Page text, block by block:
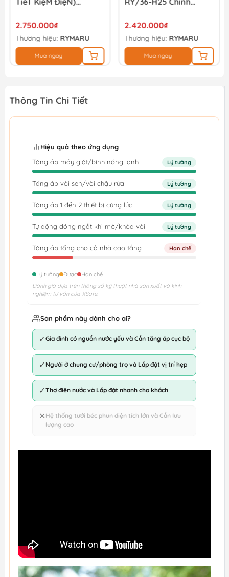
2.750.000₫
Thương hiệu: RYMARU
Mua ngay
2.420.000₫
Thương hiệu: RYMARU
Mua ngay
Thông Tin Chi Tiết
Hiệu quả theo ứng dụng
Tăng áp máy giặt/bình nóng lạnh
Lý tưởng
Tăng áp vòi sen/vòi chậu rửa Lý tưởng
Tăng áp 1 đến 2 thiết bị cùng lúc Lý tưởng
Tự động đóng ngắt khi mở/khóa vòi Lý tưởng
Tăng áp tổng cho cả nhà cao tầng Hạn chế
Lý tưởng Được
Hạn chế
Đánh giá dựa trên thông số kỹ thuật nhà sản xuất và kinh
nghiệm tư vấn của XSafe.
Sản phẩm này dành cho ai?
✓Gia đình có nguồn nước yếu và Cần tăng áp cục bộ
✓ Người ở chung cư/phòng trọ và Lắp đặt vị trí hẹp
✓Thợ điện nước và Lắp đặt nhanh cho khách
✕ Hệ thống tưới béc phun diện tích lớn và Cần lưu
lượng cao